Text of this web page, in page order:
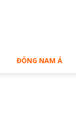
ĐÔNG NAM Á